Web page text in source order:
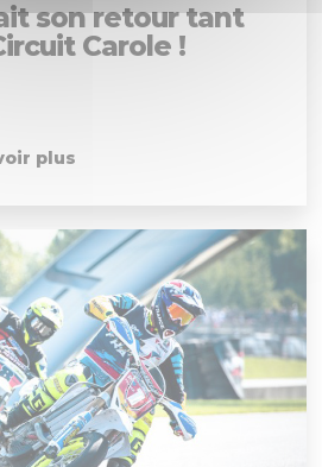
son retour tant
Carole !
plus